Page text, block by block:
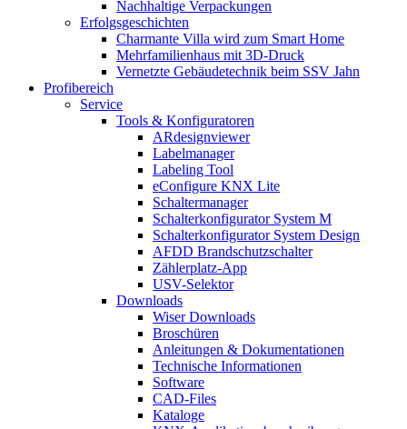
Nachhaltige Verpackungen
Erfolgsgeschichten
Charmante Villa wird zum Smart Home
Mehrfamilienhaus mit 3D-Druck
Vernetzte Gebäudetechnik beim SSV Jahn
Profibereich
Service
Tools & Konfiguratoren
ARdesignviewer
Labelmanager
Labeling Tool
eConfigure KNX Lite
Schaltermanager
Schalterkonfigurator System M
Schalterkonfigurator System Design
AFDD Brandschutzschalter
Zählerplatz-App
USV-Selektor
Downloads
Wiser Downloads
Broschüren
Anleitungen & Dokumentationen
Technische Informationen
Software
CAD-Files
Kataloge